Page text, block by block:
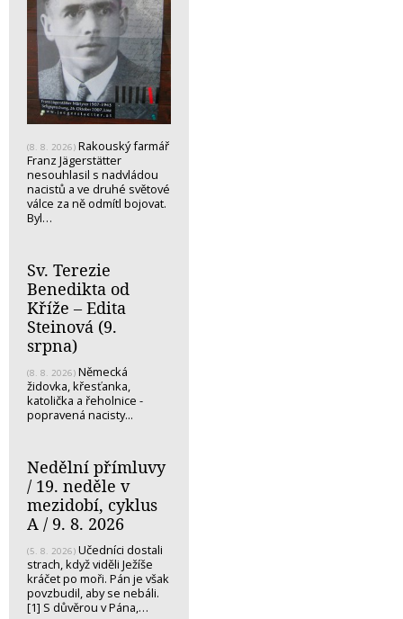
(8. 8. 2026) Rakouský farmář
Franz Jägerstätter
nesouhlasil s nadvládou
nacistů a ve druhé světové
válce za ně odmítl bojovat.
Byl…
Sv. Terezie
Benedikta od
Kříže – Edita
Steinová (9.
srpna)
(8. 8. 2026) Německá
židovka, křesťanka,
katolička a řeholnice -
popravená nacisty...
Nedělní přímluvy
/ 19. neděle v
mezidobí, cyklus
A / 9. 8. 2026
(5. 8. 2026) Učedníci dostali
strach, když viděli Ježíše
kráčet po moři. Pán je však
povzbudil, aby se nebáli.
[1] S důvěrou v Pána,…